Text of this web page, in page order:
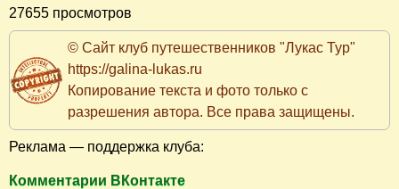
27655 просмотров
© Сайт клуб путешественников "Лукас Тур"
https://galina-lukas.ru
Копирование текста и фото только с
разрешения автора. Все права защищены.
Реклама — поддержка клуба:
Комментарии ВКонтакте